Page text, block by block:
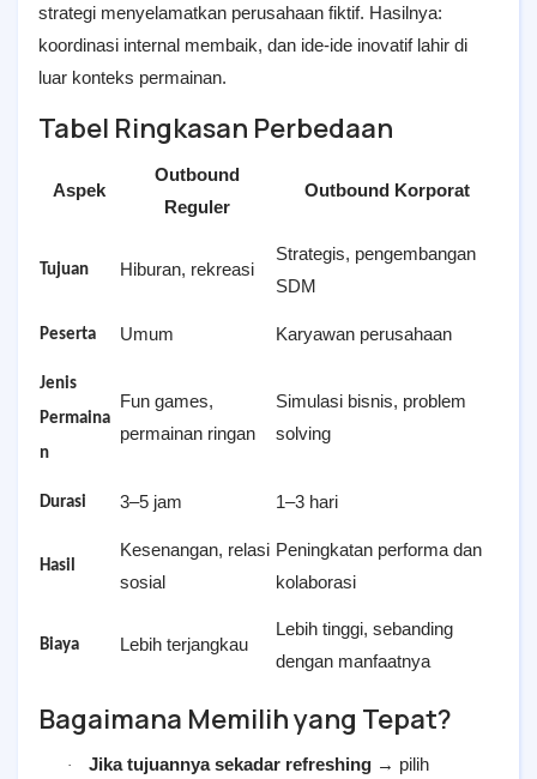
strategi menyelamatkan perusahaan fiktif. Hasilnya:
koordinasi internal membaik, dan ide-ide inovatif lahir di
luar konteks permainan.
Tabel Ringkasan Perbedaan
Aspek
Outbound
Reguler
Outbound Korporat
Tujuan Hiburan, rekreasi
Strategis, pengembangan
SDM
Peserta Umum Karyawan perusahaan
Jenis
Permaina
n
Fun games,
permainan ringan
Simulasi bisnis, problem
solving
Durasi 3–5 jam 1–3 hari
Hasil
Kesenangan, relasi
sosial
Peningkatan performa dan
kolaborasi
Biaya Lebih terjangkau
Lebih tinggi, sebanding
dengan manfaatnya
Bagaimana Memilih yang Tepat?
· Jika tujuannya sekadar refreshing → pilih